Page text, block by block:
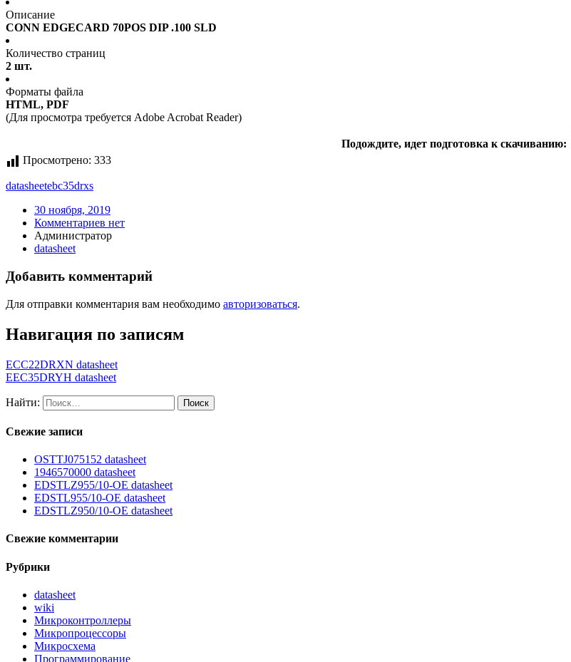
Описание
CONN EDGECARD 70POS DIP .100 SLD
Количество страниц
2 шт.
Форматы файла
HTML, PDF
(Для просмотра требуется Adobe Acrobat Reader)
Подождите, идет подготовка к скачиванию:
Просмотрено: 333
datasheetebc35drxs
30 ноября, 2019
Комментариев нет
Администратор
datasheet
Добавить комментарий
Для отправки комментария вам необходимо авторизоваться.
Навигация по записям
ECC22DRXN datasheet
EEC35DRYH datasheet
Найти:
Свежие записи
OSTTJ075152 datasheet
1946570000 datasheet
EDSTLZ955/10-OE datasheet
EDSTL955/10-OE datasheet
EDSTLZ950/10-OE datasheet
Свежие комментарии
Рубрики
datasheet
wiki
Микроконтроллеры
Микропроцессоры
Микросхема
Программирование